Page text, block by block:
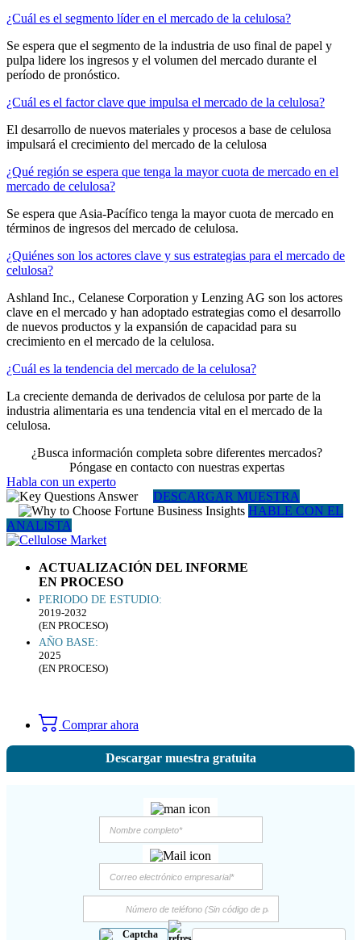
¿Cuál es el segmento líder en el mercado de la celulosa?
Se espera que el segmento de la industria de uso final de papel y
pulpa lidere los ingresos y el volumen del mercado durante el
período de pronóstico.
¿Cuál es el factor clave que impulsa el mercado de la celulosa?
El desarrollo de nuevos materiales y procesos a base de celulosa
impulsará el crecimiento del mercado de la celulosa
¿Qué región se espera que tenga la mayor cuota de mercado en el
mercado de celulosa?
Se espera que Asia-Pacífico tenga la mayor cuota de mercado en
términos de ingresos del mercado de celulosa.
¿Quiénes son los actores clave y sus estrategias para el mercado de
celulosa?
Ashland Inc., Celanese Corporation y Lenzing AG son los actores
clave en el mercado y han adoptado estrategias como el desarrollo
de nuevos productos y la expansión de capacidad para su
crecimiento en el mercado de la celulosa.
¿Cuál es la tendencia del mercado de la celulosa?
La creciente demanda de derivados de celulosa por parte de la
industria alimentaria es una tendencia vital en el mercado de la
celulosa.
¿Busca información completa sobre diferentes mercados?
Póngase en contacto con nuestras expertas
Habla con un experto
DESCARGAR MUESTRA
HABLE CON EL
ANALISTA
ACTUALIZACIÓN DEL INFORME
EN PROCESO
PERIODO DE ESTUDIO:
2019-2032
(EN PROCESO)
AÑO BASE:
2025
(EN PROCESO)
Comprar ahora
Descargar muestra gratuita